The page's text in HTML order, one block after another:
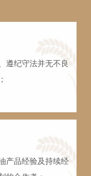
遵纪守法并无不良
产品经验及持续经